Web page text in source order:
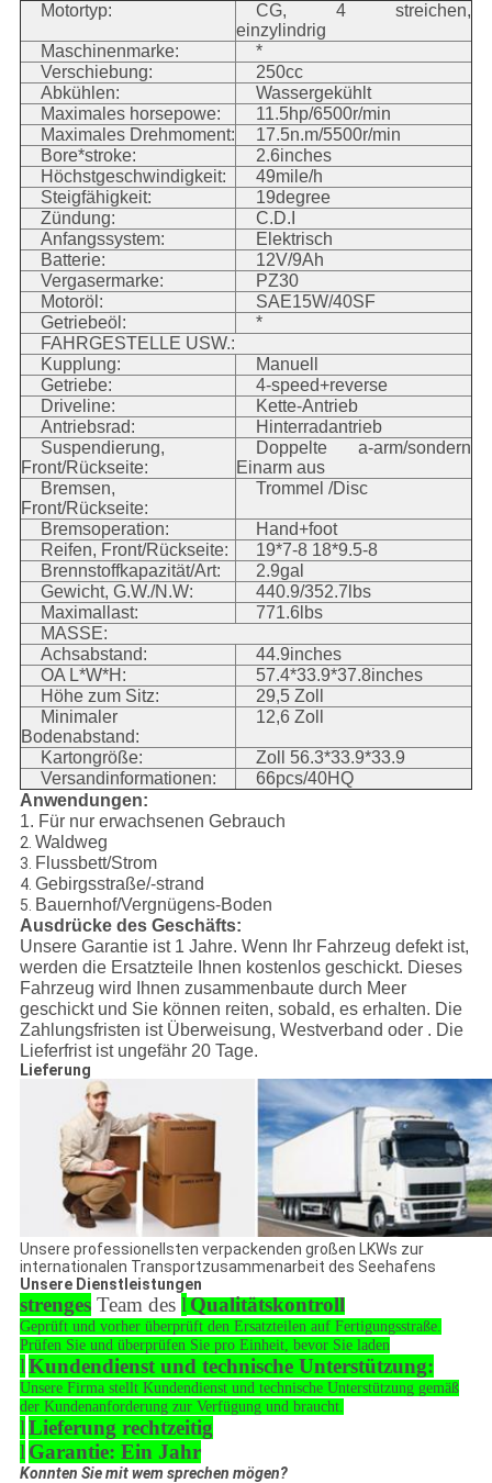
Motortyp:
CG, 4 streichen,
einzylindrig
Maschinenmarke:
*
Verschiebung:
250cc
Abkühlen:
Wassergekühlt
Maximales horsepowe:
11.5hp/6500r/min
Maximales Drehmoment:
17.5n.m/5500r/min
Bore*stroke:
2.6inches
Höchstgeschwindigkeit:
49mile/h
Steigfähigkeit:
19degree
Zündung:
C.D.I
Anfangssystem:
Elektrisch
Batterie:
12V/9Ah
Vergasermarke:
PZ30
Motoröl:
SAE15W/40SF
Getriebeöl:
*
FAHRGESTELLE USW.:
Kupplung:
Manuell
Getriebe:
4-speed+reverse
Driveline:
Kette-Antrieb
Antriebsrad:
Hinterradantrieb
Suspendierung,
Front/Rückseite:
Doppelte a-arm/sondern
Einarm aus
Bremsen,
Front/Rückseite:
Trommel /Disc
Bremsoperation:
Hand+foot
Reifen, Front/Rückseite:
19*7-8 18*9.5-8
Brennstoffkapazität/Art:
2.9gal
Gewicht, G.W./N.W:
440.9/352.7lbs
Maximallast:
771.6lbs
MASSE:
Achsabstand:
44.9inches
OA L*W*H:
57.4*33.9*37.8inches
Höhe zum Sitz:
29,5 Zoll
Minimaler
Bodenabstand:
12,6 Zoll
Kartongröße:
Zoll 56.3*33.9*33.9
Versandinformationen:
66pcs/40HQ
Anwendungen:
1. Für nur erwachsenen Gebrauch
2. Waldweg
3. Flussbett/Strom
4. Gebirgsstraße/-strand
5. Bauernhof/Vergnügens-Boden
Ausdrücke des Geschäfts:
Unsere Garantie ist 1 Jahre. Wenn Ihr Fahrzeug defekt ist,
werden die Ersatzteile Ihnen kostenlos geschickt. Dieses
Fahrzeug wird Ihnen zusammenbaute durch Meer
geschickt und Sie können reiten, sobald, es erhalten. Die
Zahlungsfristen ist Überweisung, Westverband oder . Die
Lieferfrist ist ungefähr 20 Tage.
Lieferung
Unsere professionellsten verpackenden großen LKWs zur
internationalen Transportzusammenarbeit des Seehafens
Unsere Dienstleistungen
strengesTeam des lQualitätskontroll
Geprüft und vorher überprüft den Ersatzteilen auf Fertigungsstraße.
Prüfen Sie und überprüfen Sie pro Einheit, bevor Sie laden
lKundendienst und technische Unterstützung:
Unsere Firma stellt Kundendienst und technische Unterstützung gemäß
der Kundenanforderung zur Verfügung und braucht.
lLieferung rechtzeitig
l Garantie: Ein Jahr
Konnten Sie mit wem sprechen mögen?